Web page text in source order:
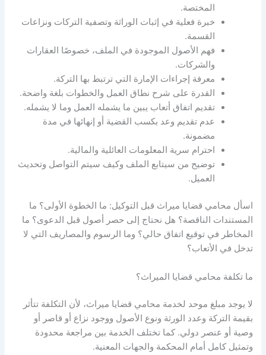
المختصة.
خبرة فعلية في إثبات الوراثة وتصفية التركات ونزاعات
القسمة.
فهم الأصول الموجودة في الملف، خصوصًا العقارات
والشركات.
معرفة إجراءات الإمارة التي ترتبط بها التركة.
القدرة على شرح نطاق العمل والخطوات بلغة واضحة.
تقديم اتفاق أتعاب يبين ما يشمله العمل وما لا يشمله.
عدم تقديم وعد بكسب القضية أو إنهائها في مدة
مضمونة.
احترام سرية المعلومات العائلية والمالية.
توضيح من سيتابع الملف وكيف سيتم التواصل وتحديث
العميل.
اسأل محامي قضايا ميراث قبل التوكيل: ما الخطوة الأولى؟ ما
المستندات الناقصة؟ هل نحتاج إلى حصر أصول قبل الدعوى؟ ما
المخاطر في توقيع اتفاق حالي؟ وما الرسوم والمصاريف التي لا
تدخل في الأتعاب؟
ما تكلفة محامي قضايا الميراث؟
لا يوجد مبلغ موحد لخدمة محامي قضايا ميراث، لأن التكلفة تتأثر
بقيمة التركة وعدد الورثة ونوع الأصول ووجود نزاع أو قاصر أو
وصية أو عنصر دولي. كما تختلف الخدمة بين مراجعة محدودة
وتمثيل كامل أمام المحكمة والجهات المعنية.